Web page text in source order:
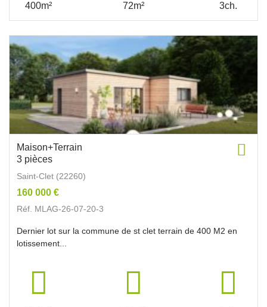
400m² 72m² 3ch.
Maison+Terrain
3 pièces
Saint-Clet (22260)
160 000 €
Réf. MLAG-26-07-20-3
Dernier lot sur la commune de st clet terrain de 400 M2 en
lotissement...